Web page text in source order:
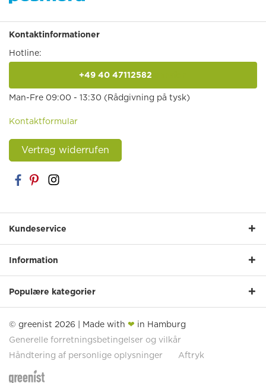
Kontaktinformationer
Hotline:
+49 40 47112582
Man-Fre 09:00 - 13:30 (Rådgivning på tysk)
Kontaktformular
Vertrag widerrufen
Kundeservice
Information
Populære kategorier
© greenist 2026 | Made with ❤ in Hamburg
Generelle forretningsbetingelser og vilkår
Håndtering af personlige oplysninger
Aftryk